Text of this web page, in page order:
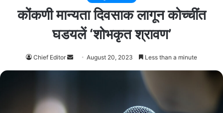
कोंकणी मान्यता दिवसाक लागून कोच्चींत
घडयलें ‘शोभकृत श्रावण’
Chief Editor
Send
an
August 20, 2023 Less than a minute